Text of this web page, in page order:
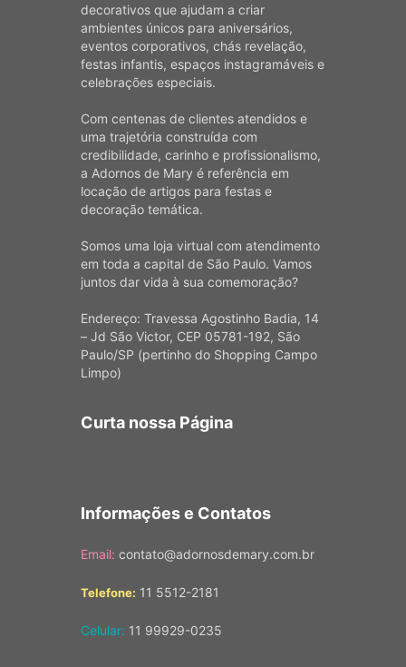
decorativos que ajudam a criar
ambientes únicos para aniversários,
eventos corporativos, chás revelação,
festas infantis, espaços instagramáveis e
celebrações especiais.
Com centenas de clientes atendidos e
uma trajetória construída com
credibilidade, carinho e profissionalismo,
a Adornos de Mary é referência em
locação de artigos para festas e
decoração temática.
Somos uma loja virtual com atendimento
em toda a capital de São Paulo. Vamos
juntos dar vida à sua comemoração?
Endereço: Travessa Agostinho Badia, 14
– Jd São Victor, CEP 05781-192, São
Paulo/SP (pertinho do Shopping Campo
Limpo)
Curta nossa Página
Informações e Contatos
Email: contato@adornosdemary.com.br
Telefone: 11 5512-2181
Celular: 11 99929-0235